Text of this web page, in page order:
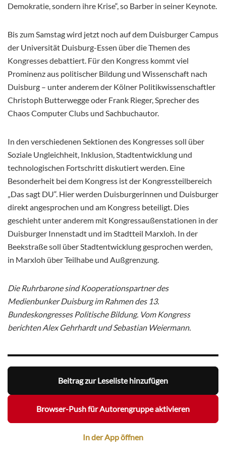
Demokratie, sondern ihre Krise“, so Barber in seiner Keynote.
Bis zum Samstag wird jetzt noch auf dem Duisburger Campus
der Universität Duisburg-Essen über die Themen des
Kongresses debattiert. Für den Kongress kommt viel
Prominenz aus politischer Bildung und Wissenschaft nach
Duisburg – unter anderem der Kölner Politikwissenschaftler
Christoph Butterwegge oder Frank Rieger, Sprecher des
Chaos Computer Clubs und Sachbuchautor.
In den verschiedenen Sektionen des Kongresses soll über
Soziale Ungleichheit, Inklusion, Stadtentwicklung und
technologischen Fortschritt diskutiert werden. Eine
Besonderheit bei dem Kongress ist der Kongressteilbereich
„Das sagt DU“. Hier werden Duisburgerinnen und Duisburger
direkt angesprochen und am Kongress beteiligt. Dies
geschieht unter anderem mit Kongressaußenstationen in der
Duisburger Innenstadt und im Stadtteil Marxloh. In der
Beekstraße soll über Stadtentwicklung gesprochen werden,
in Marxloh über Teilhabe und Außgrenzung.
Die Ruhrbarone sind Kooperationspartner des
Medienbunker Duisburg im Rahmen des 13.
Bundeskongresses Politische Bildung. Vom Kongress
berichten Alex Gehrhardt und Sebastian Weiermann.
Beitrag zur Leseliste hinzufügen
Browser-Push für Autorengruppe aktivieren
In der App öffnen